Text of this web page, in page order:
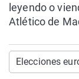
leyendo o
Atlético de
Elecciones